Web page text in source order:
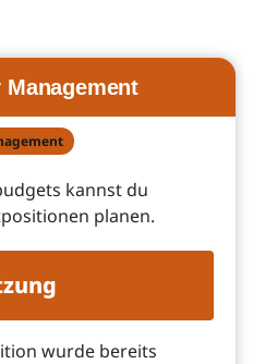
Management
kannst du
planen.
wurde bereits